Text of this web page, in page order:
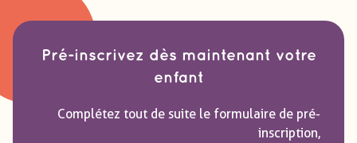
Pré-inscrivez dès maintenant votre
enfant
Complétez tout de suite le formulaire de pré-
inscription,